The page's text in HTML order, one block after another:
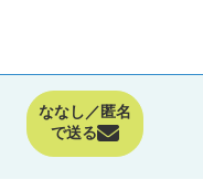
ななし／匿名
で送る